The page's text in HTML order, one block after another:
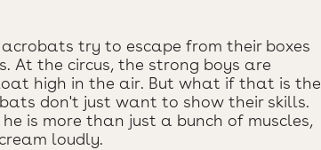
acrobats try to escape from their boxes
At the circus, the strong boys are
high in the air. But what if that is the
don't just want to show their skills.
is more than just a bunch of muscles,
loudly.